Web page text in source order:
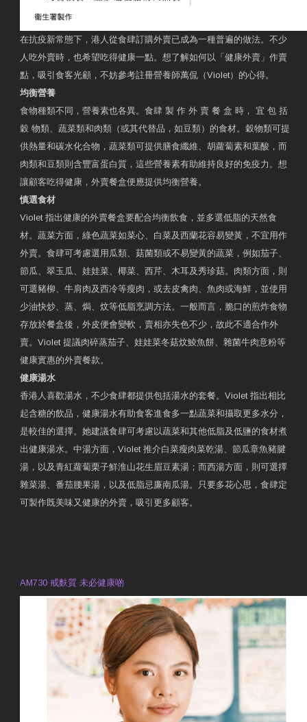
在抗疫新常態下，港人從食肆訂購外賣已成為一種普遍的做法。不少
人吃外賣時，也希望吃得健康一點。想了解如何以「健康外賣」作賣
點，吸引食客光顧，不妨參考註冊營養師萬侃（Violet）的心得。
均衡營養
食物種類不同，營養素也各異。食肆 製 作 外 賣 餐 盒 時， 宜 包 括
穀 物類、蔬菜類和肉類（或其代替品，如豆類）的食材。穀物類可提
供熱量和碳水化合物，蔬菜類可提供膳食纖維、胡蘿蔔素和葉酸，而
肉類和豆類則含豐富蛋白質，這些營養素有助維持良好的免疫力。想
讓顧客吃得健康，外賣餐盒便應提供均衡營養。
慎選食材
Violet 指出健康的外賣餐盒要配合均衡飲食，並多選低脂的天然食
材。蔬菜方面，綠色蔬菜如菜心、白菜及西蘭花容易變黃，不宜用作
外賣。食肆可考慮選用瓜類、菇菌類或不易變黃的蔬菜，例如茄子、
節瓜、翠玉瓜、娃娃菜、椰菜、西芹、木耳及秀珍菇。肉類方面，則
可選豬柳、牛肩肉及西冷等瘦肉，或去皮禽肉、魚肉或海鮮，並使用
少油快炒、蒸、焗、炆等低脂烹調方法。一般而言，脆口的煎炸食物
存放於餐盒後，外皮便會變軟，賣相亦失色不少，故此不適合作外
賣。Violet 提議肉碎蒸茄子、娃娃菜冬菇炆鯪魚餅、雜菌牛肉意粉等
健康實惠的外賣餐款。
健康湯水
香港人喜歡湯水，不少食肆都提供包括湯水的套餐。Violet 指出相比
起含糖的飲品，健康湯水有助食客進食多一點蔬菜和攝取更多水分，
是較佳的選擇。她建議食肆可考慮以蔬菜和其他低脂及低鹽的食材煮
出健康湯水。中湯方面，Violet 推介白菜瘦肉菜乾湯、節瓜章魚豬腱
湯，以及青紅蘿蔔栗子鮮淮山花生眉豆素湯；而西湯方面，則可選擇
雜菜湯、番茄腰果湯，以及低脂忌廉南瓜湯。只要多花心思，食肆定
可製作既美味又健康的外賣，吸引更多顧客。
AM730 戒麩質 未必健康啲